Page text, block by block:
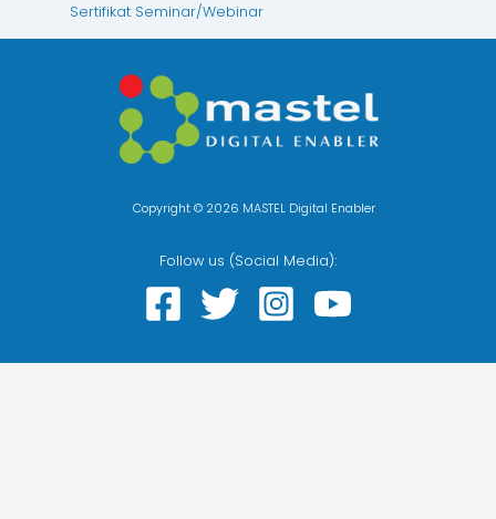
Sertifikat Seminar/Webinar
Copyright © 2026 MASTEL Digital Enabler
Follow us (Social Media):